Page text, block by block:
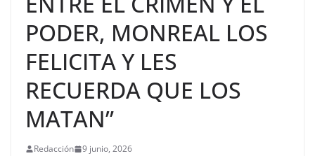
PODER, MONREAL LOS
FELICITA Y LES
RECUERDA QUE LOS
MATAN”
Redacción
9 junio, 2026